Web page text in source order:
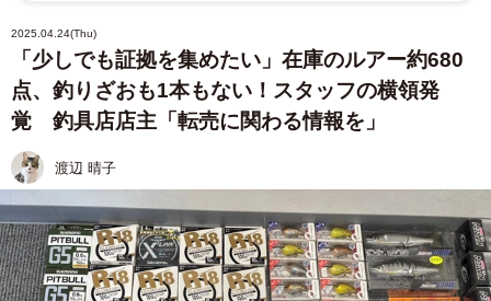
2025.04.24(Thu)
「少しでも証拠を集めたい」在庫のルアー約680
点、釣りざおも1本もない！スタッフの横領発
覚 釣具店店主「転売に関わる情報を」
渡辺 晴子